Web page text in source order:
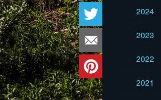
2024
2023
2022
2021